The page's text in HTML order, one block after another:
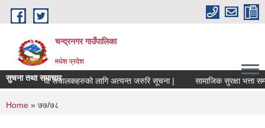
Skip to main content
चन्द्रनगर गाउँपालिका
मधेश प्रदेश
सुचना तथा समाचार
संस्था संचालकहरुको लागि अत्यन्त जरुरि सूचना | सामाजिक सुरक्षा भत्ता
You are here
Home » ७७/७८